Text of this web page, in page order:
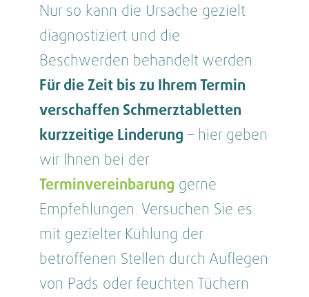
Nur so kann die Ursache gezielt
diagnostiziert und die
Beschwerden behandelt werden.
Für die Zeit bis zu Ihrem Termin
verschaffen Schmerztabletten
kurzzeitige Linderung – hier geben
wir Ihnen bei der
Terminvereinbarung gerne
Empfehlungen. Versuchen Sie es
mit gezielter Kühlung der
betroffenen Stellen durch Auflegen
von Pads oder feuchten Tüchern